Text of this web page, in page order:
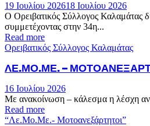
19 Ιουλίου 202618 Ιουλίου 2026
Ο Ορειβατικός Σύλλογος Καλαμάτας
συμμετέχοντας στην 34η...
Read more
Ορειβατικός Σύλλογος Καλαμάτας
ΛΕ.ΜΟ.ΜΕ. –
16 Ιουλίου 2026
Με ανακοίνωση – κάλεσμα η λέσχη
Read more
“Λε.Μο.Με.- Μοτοανεξάρτητοι”